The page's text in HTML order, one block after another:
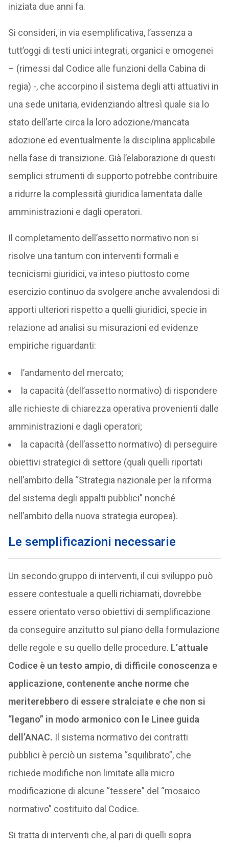
iniziata due anni fa.
Si consideri, in via esemplificativa, l’assenza a
tutt’oggi di testi unici integrati, organici e omogenei
– (rimessi dal Codice alle funzioni della Cabina di
regia) -, che accorpino il sistema degli atti attuativi in
una sede unitaria, evidenziando altresì quale sia lo
stato dell’arte circa la loro adozione/mancata
adozione ed eventualmente la disciplina applicabile
nella fase di transizione. Già l’elaborazione di questi
semplici strumenti di supporto potrebbe contribuire
a ridurre la complessità giuridica lamentata dalle
amministrazioni e dagli operatori.
Il completamento dell’assetto normativo non si
risolve una tantum con interventi formali e
tecnicismi giuridici, va inteso piuttosto come
esercizio continuo da svolgere anche avvalendosi di
apporti ulteriori rispetto a quelli giuridici, specie in
relazione ad analisi su misurazioni ed evidenze
empiriche riguardanti:
l’andamento del mercato;
la capacità (dell’assetto normativo) di rispondere
alle richieste di chiarezza operativa provenienti dalle
amministrazioni e dagli operatori;
la capacità (dell’assetto normativo) di perseguire
obiettivi strategici di settore (quali quelli riportati
nell’ambito della “Strategia nazionale per la riforma
del sistema degli appalti pubblici” nonché
nell’ambito della nuova strategia europea).
Le semplificazioni necessarie
Un secondo gruppo di interventi, il cui sviluppo può
essere contestuale a quelli richiamati, dovrebbe
essere orientato verso obiettivi di semplificazione
da conseguire anzitutto sul piano della formulazione
delle regole e su quello delle procedure. L’attuale
Codice è un testo ampio, di difficile conoscenza e
applicazione, contenente anche norme che
meriterebbero di essere stralciate e che non si
“legano” in modo armonico con le Linee guida
dell’ANAC. Il sistema normativo dei contratti
pubblici è perciò un sistema “squilibrato”, che
richiede modifiche non limitate alla micro
modificazione di alcune “tessere” del “mosaico
normativo” costituito dal Codice.
Si tratta di interventi che, al pari di quelli sopra